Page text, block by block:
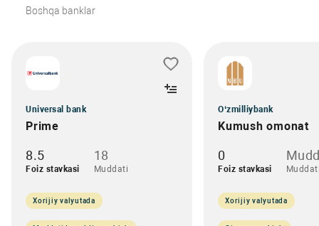
Boshqa banklar
Universal bank
Prime
8.5
Foiz stavkasi
18
Muddati
Xorijiy valyutada
O‘zmilliybank
Kumush omonat
0
Foiz stavkasi
Xorijiy valyutada